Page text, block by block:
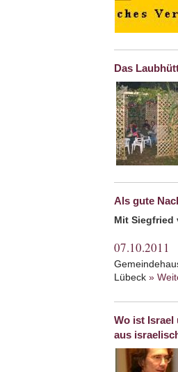
Das
Als gute
Mit Siegfried
07.10.2011
Lübeck »
Wo ist Israel
aus